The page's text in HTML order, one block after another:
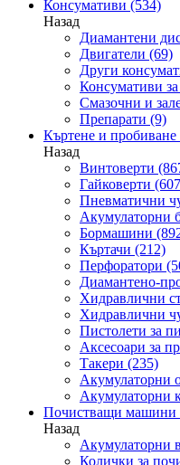
Консумативи (534)
Назад
Диамантени
Двигатели (69)
Други
Консумативи
Смазочни и
Препарати (9)
Къртене и пробиване
Назад
Винтоверти
Гайковерти
Пневматични
Акумулаторни
Бормашини
Къртачи (212)
Перфоратори
Диамантено-
Хидравлични
Хидравлични
Пистолети за
Аксесоари за
Такери (235)
Акумулаторни
Акумулаторни
Почистващи машини
Назад
Акумулаторни
Колички за